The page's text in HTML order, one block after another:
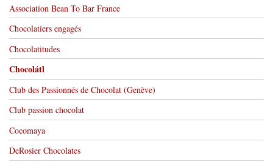
Association Bean To Bar France
Chocolatiers engagés
Chocolatitudes
Chocolátl
Club des Passionnés de Chocolat (Genève)
Club passion chocolat
Cocomaya
DeRosier Chocolates